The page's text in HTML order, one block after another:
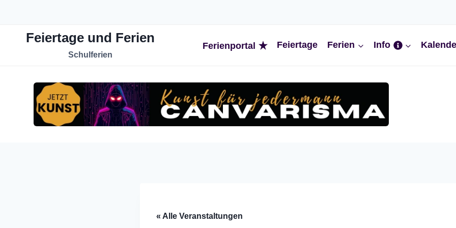
springenFeiertage und Ferien
Schulferien
Ferienportal Feiertage Ferien Info
« Alle Veranstaltungen